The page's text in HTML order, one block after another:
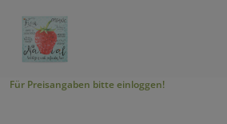
Für Preisangaben bitte einloggen!